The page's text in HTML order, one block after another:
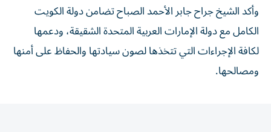
وأكد الشيخ جراح جابر الأحمد الصباح تضامن دولة الكويت
الكامل مع دولة الإمارات العربية المتحدة الشقيقة، ودعمها
لكافة الإجراءات التي تتخذها لصون سيادتها والحفاظ على أمنها
ومصالحها.